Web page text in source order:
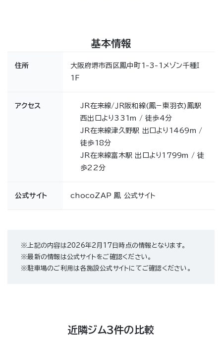
基本情報
住所
大阪府堺市西区鳳中町1-3-1メゾン千種Ｉ
1F
アクセス
JR在来線/ＪＲ阪和線(鳳−東羽衣)鳳駅
西出口より331m / 徒歩4分
JR在来線津久野駅 出口より1469m /
徒歩18分
JR在来線富木駅 出口より1799m / 徒
歩22分
公式サイト chocoZAP 鳳 公式サイト
※上記の内容は2026年2月17日時点の情報となります。
※最新の情報は公式サイトをご確認ください。
※駐車場のご利用は各施設公式サイトにてご確認ください。
近隣ジム3件の比較